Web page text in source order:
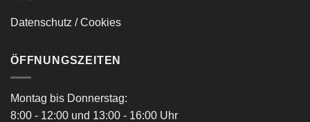
Datenschutz / Cookies
ÖFFNUNGSZEITEN
Montag bis Donnerstag:
8:00 - 12:00 und 13:00 - 16:00 Uhr